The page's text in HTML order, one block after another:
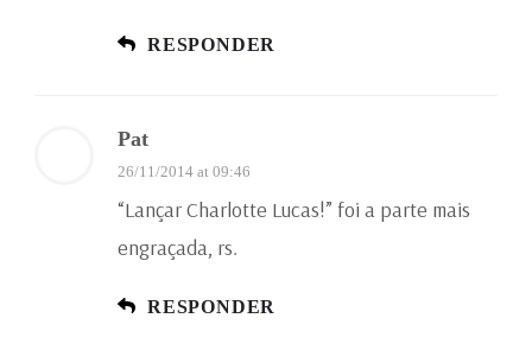
RESPONDER
Pat
26/11/2014 at 09:46
“Lançar Charlotte Lucas!” foi a parte mais
engraçada, rs.
RESPONDER